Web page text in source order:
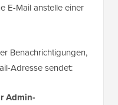
E-Mail anstelle einer
Benachrichtigungen,
Adresse sendet:
Admin-